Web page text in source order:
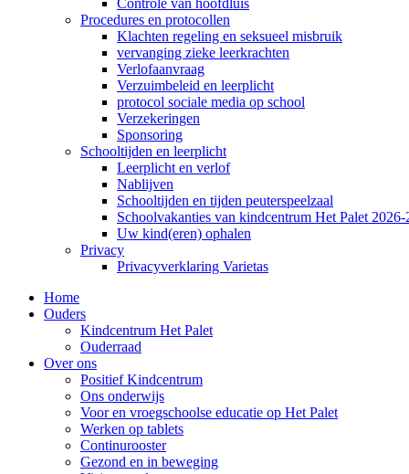
Controle van hoofdluis
Procedures en protocollen
Klachten regeling en seksueel misbruik
vervanging zieke leerkrachten
Verlofaanvraag
Verzuimbeleid en leerplicht
protocol sociale media op school
Verzekeringen
Sponsoring
Schooltijden en leerplicht
Leerplicht en verlof
Nablijven
Schooltijden en tijden peuterspeelzaal
Schoolvakanties van kindcentrum Het Palet 2026-
Uw kind(eren) ophalen
Privacy
Privacyverklaring Varietas
Home
Ouders
Kindcentrum Het Palet
Ouderraad
Over ons
Positief Kindcentrum
Ons onderwijs
Voor en vroegschoolse educatie op Het Palet
Werken op tablets
Continurooster
Gezond en in beweging